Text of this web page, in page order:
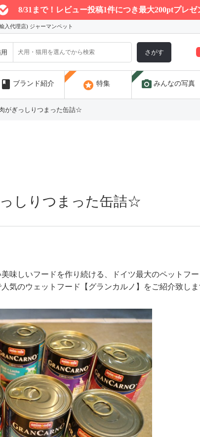
8/31まで！レビュー投稿1件につき最大200ptプレゼ
入代理店) ジャーマンペット
さがす
book ブランド紹介 stars 特集 photo_camera みんなの写真
がぎっしりつまった缶詰☆
しりつまった缶詰☆
味しいフードを作り続ける、ドイツ最大のペットフ
気のウェットフード【グランカルノ】をご紹介致しま